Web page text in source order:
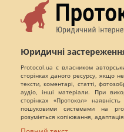
Юридичні
Protocol.ua є власником
сторінках даного ресурсу, якщо
тексти, коментарі, статті,
аудіо, інші матеріали. При
сторінках «Протокол»
пошуковими системами на
розуміється копіювання,